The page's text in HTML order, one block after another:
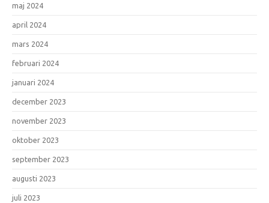
maj 2024
april 2024
mars 2024
februari 2024
januari 2024
december 2023
november 2023
oktober 2023
september 2023
augusti 2023
juli 2023